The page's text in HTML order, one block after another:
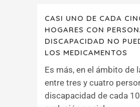
CASI UNO DE CADA
HOGARES CON
DISCAPACIDAD NO
LOS MEDICAMENTOS
Es más, en el ámbito de
entre tres y cuatro
discapacidad de cada